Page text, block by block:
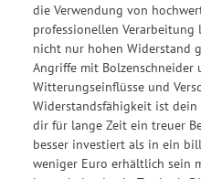
die Verwendung von
professionellen Verarbeitung
nicht nur hohen Widerstand
Angriffe mit Bolzenschneider
Witterungseinflüsse und
Widerstandsfähigkeit ist dein
dir für lange Zeit ein treuer
besser investiert als in ein
weniger Euro erhältlich sein